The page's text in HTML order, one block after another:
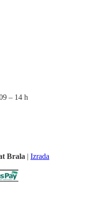
– 14 h
Brala | Izrada